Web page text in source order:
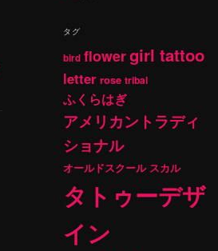
タグ
bird flowergirl tattoo
letter rose tribal
ふくらはぎ
アメリカントラディ
ショナル
オールドスクール スカル
タトゥーデザ
イン